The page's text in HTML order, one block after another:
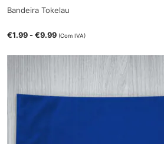
Bandeira Tokelau
€1.99 -€9.99 (Com IVA)